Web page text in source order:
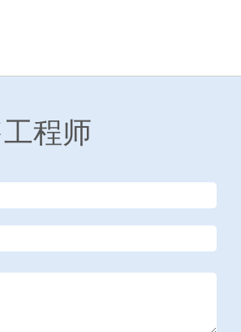
程师